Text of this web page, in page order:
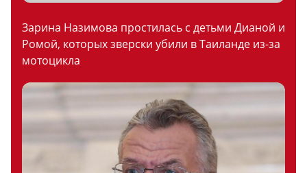
Зарина Назимова простилась с детьми Дианой и
Ромой, которых зверски убили в Таиланде из-за
мотоцикла